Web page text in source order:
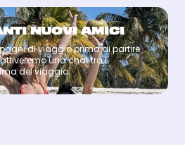
NUOVI AMICI
di viaggio prima di partire
una chat tra i
del viaggio.